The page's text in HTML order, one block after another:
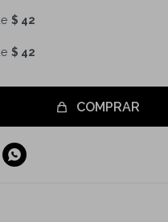
$ 42
$ 42
COMPRAR
